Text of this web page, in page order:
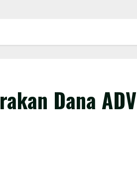
Dana ADV